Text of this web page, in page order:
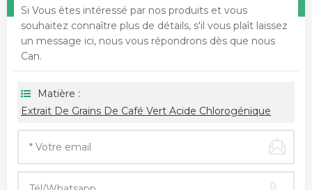
Si Vous êtes intéressé par nos produits et vous
souhaitez connaître plus de détails, s'il vous plaît laissez
un message ici, nous vous répondrons dès que nous
Can.
Matière :
Extrait De Grains De Café Vert Acide Chlorogénique